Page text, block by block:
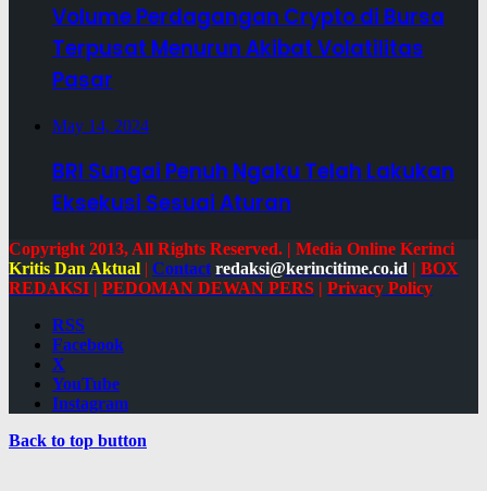
Volume Perdagangan Crypto di Bursa
Terpusat Menurun Akibat Volatilitas
Pasar
May 14, 2024
BRI Sungai Penuh Ngaku Telah Lakukan
Eksekusi Sesuai Aturan
Copyright 2013, All Rights Reserved. | Media Online Kerinci
Kritis Dan Aktual | Contact redaksi@kerincitime.co.id | BOX
REDAKSI | PEDOMAN DEWAN PERS | Privacy Policy
RSS
Facebook
X
YouTube
Instagram
Back to top button